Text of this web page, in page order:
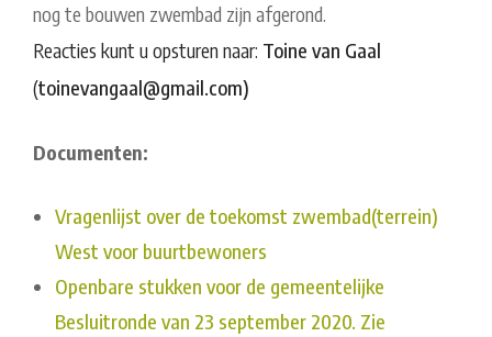
nog te bouwen zwembad zijn afgerond.
Reacties kunt u opsturen naar: Toine van Gaal
(toinevangaal@gmail.com)
Documenten:
Vragenlijst over de toekomst zwembad(terrein)
West voor buurtbewoners
Openbare stukken voor de gemeentelijke
Besluitronde van 23 september 2020. Zie